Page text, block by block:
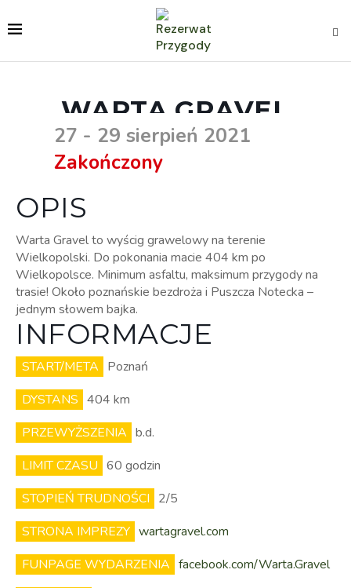
WARTA GRAVEL
27 - 29 sierpień 2021
Zakończony
OPIS
Warta Gravel to wyścig grawelowy na terenie
Wielkopolski. Do pokonania macie 404 km po
Wielkopolsce. Minimum asfaltu, maksimum przygody na
trasie! Około poznańskie bezdroża i Puszcza Notecka –
jednym słowem bajka.
INFORMACJE
START/META Poznań
DYSTANS 404 km
PRZEWYŻSZENIA b.d.
LIMIT CZASU 60 godzin
STOPIEŃ TRUDNOŚCI 2/5
STRONA IMPREZY wartagravel.com
FUNPAGE WYDARZENIA facebook.com/Warta.Gravel